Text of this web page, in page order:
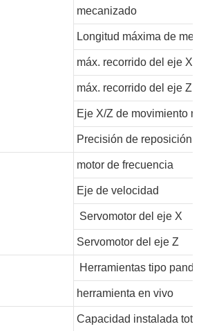
mecanizado
Longitud máxima de
máx. recorrido del eje X
máx. recorrido del eje Z
Eje X/Z de movimiento
Precisión de reposición
motor de frecuencia
Eje de velocidad
Servomotor del eje X
Servomotor del eje Z
Herramientas tipo pandilla
herramienta en vivo
Capacidad instalada total